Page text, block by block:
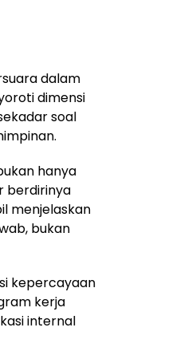
dalam
dimensi
soal
hanya
berdirinya
menjelaskan
bukan
kepercayaan
kerja
internal